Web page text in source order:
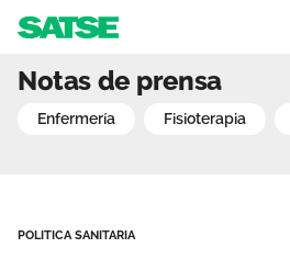
Delegados Sindicales
Comunidad Valenciana
El Sindicato
Notas de prensa
enfermería fisioterapia
POLITICA SANITARIA